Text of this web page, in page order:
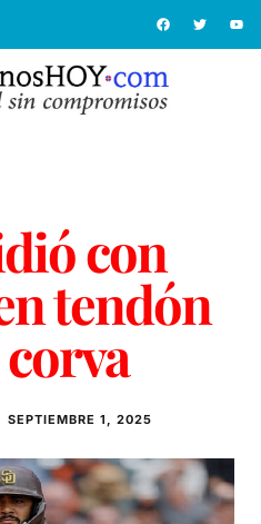
con
tendón
SEPTIEMBRE 1, 2025